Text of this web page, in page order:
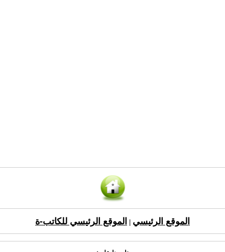
الموقع الرئيسي الموقع الرئيسي للكاتب-ة